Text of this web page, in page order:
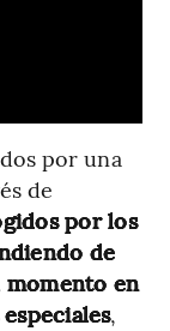
por una
de
por los
de
momento en
,